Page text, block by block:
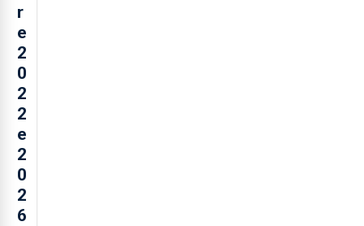
r
e
2
0
2
2
e
2
0
2
6